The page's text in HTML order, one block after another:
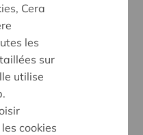
Cera
les
sur
utilise
cookies